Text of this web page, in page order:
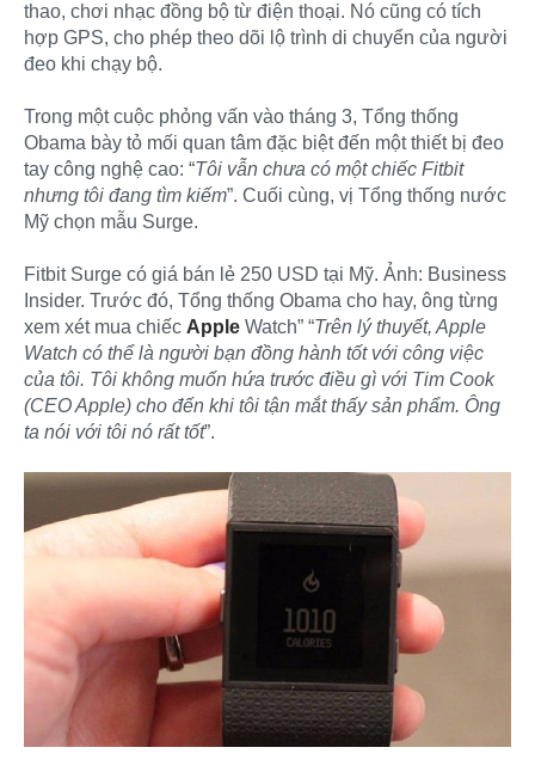
thao, chơi nhạc đồng bộ từ điện thoại. Nó cũng có tích
hợp GPS, cho phép theo dõi lộ trình di chuyển của người
đeo khi chạy bộ.
Trong một cuộc phỏng vấn vào tháng 3, Tổng thống
Obama bày tỏ mối quan tâm đặc biệt đến một thiết bị đeo
tay công nghệ cao: “Tôi vẫn chưa có một chiếc Fitbit
nhưng tôi đang tìm kiếm”. Cuối cùng, vị Tổng thống nước
Mỹ chọn mẫu Surge.
Fitbit Surge có giá bán lẻ 250 USD tại Mỹ. Ảnh: Business
Insider. Trước đó, Tổng thống Obama cho hay, ông từng
xem xét mua chiếc Apple Watch” “Trên lý thuyết, Apple
Watch có thể là người bạn đồng hành tốt với công việc
của tôi. Tôi không muốn hứa trước điều gì với Tim Cook
(CEO Apple) cho đến khi tôi tận mắt thấy sản phẩm. Ông
ta nói với tôi nó rất tốt”.